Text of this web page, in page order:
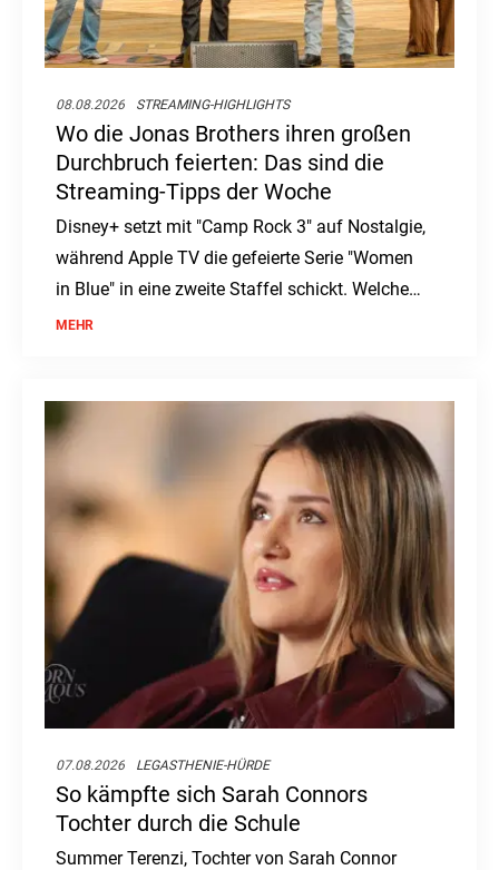
08.08.2026 STREAMING-HIGHLIGHTS
Wo die Jonas Brothers ihren großen
Durchbruch feierten: Das sind die
Streaming-Tipps der Woche
Disney+ setzt mit "Camp Rock 3" auf Nostalgie,
während Apple TV die gefeierte Serie "Women
in Blue" in eine zweite Staffel schickt. Welche
Streaming-Highlights die kommende Woche
MEHR
07.08.2026 LEGASTHENIE-HÜRDE
So kämpfte sich Sarah Connors
Tochter durch die Schule
Summer Terenzi, Tochter von Sarah Connor